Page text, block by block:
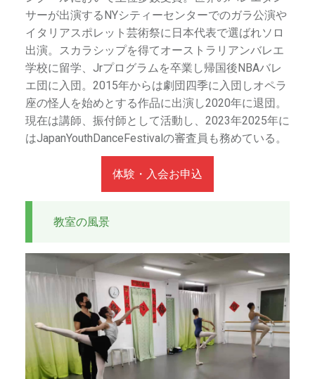
サーが出演するNYシティーセンターでのガラ公演や
イタリアスポレット芸術祭に日本代表で選ばれソロ
出演。スカラシップを得てオーストラリアンバレエ
学校に留学、Jrプログラムを卒業し帰国後NBAバレ
エ団に入団。2015年からは劇団四季に入団しオペラ
座の怪人を始めとする作品に出演し2020年に退団。
現在は講師、振付師として活動し、2023年2025年に
はJapanYouthDanceFestivalの審査員も務めている。
体験・入会お申込
教室の風景